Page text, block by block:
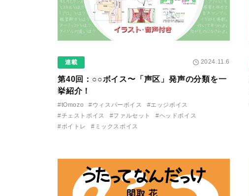
連載 2024.11.6
第40回：○○ボイス〜「声区」発声の分類を一
挙紹介！
#tOmozo #ウィスパーボイス
#エッジボイス
#チェストボイス
#ファルセット
#ヘッドボイス
#ボイトレ
#ミックスボイス